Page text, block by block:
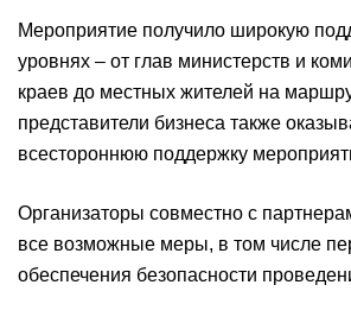
Мероприятие получило широкую
уровнях – от глав министерств и
краев до местных жителей на
представители бизнеса также
всестороннюю поддержку
Организаторы совместно с
все возможные меры, в том числе
обеспечения безопасности